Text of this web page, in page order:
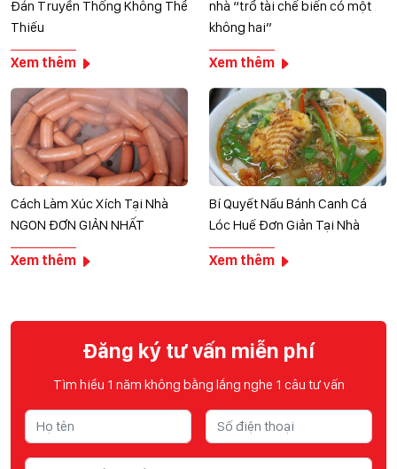
Đán Truyền Thống Không Thể
Thiếu
Xem thêm
nhà “trổ tài chế biến có một
không hai”
Xem thêm
Cách Làm Xúc Xích Tại Nhà
NGON ĐƠN GIẢN NHẤT
Xem thêm
Bí Quyết Nấu Bánh Canh Cá
Lóc Huế Đơn Giản Tại Nhà
Xem thêm
Đăng ký tư vấn miễn phí
Tìm hiểu 1 năm không bằng lắng nghe 1 câu tư vấn